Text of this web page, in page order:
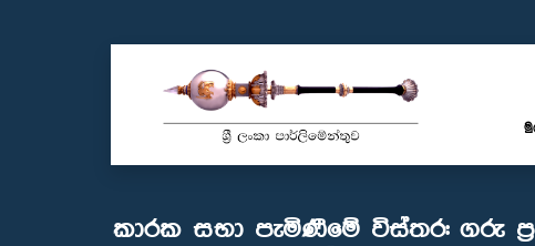
කාරක සභා පැමිණීමේ විස්තර: ගරු